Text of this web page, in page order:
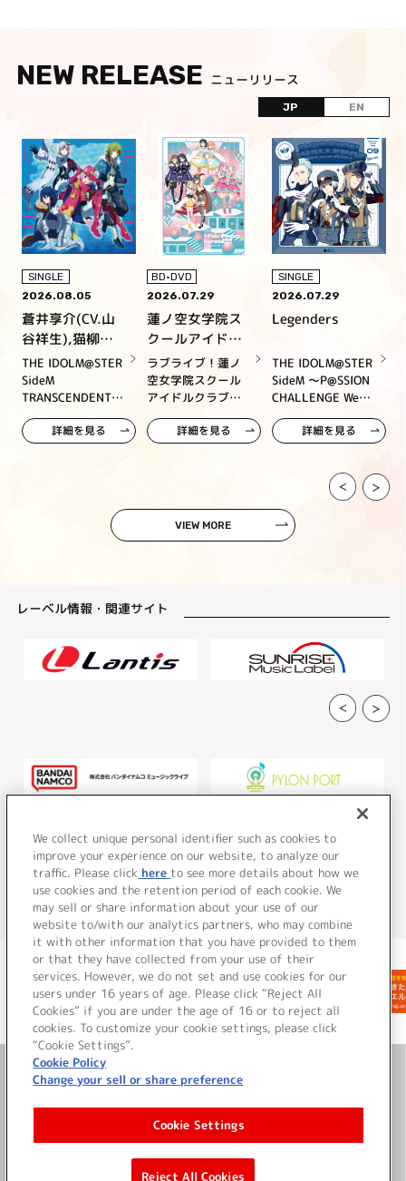
NEW RELEASE ニューリリース
JP EN
2026.08.05
SINGLE
蒼井享介(CV.山
谷祥生),猫柳キ
リオ(CV.山下大
輝),秋山隼人
(CV.千葉翔也),
大河タケル(CV.
寺島惇太)
THE IDOLM@STER
SideM
TRANSCENDENT
T@LES 11
詳細を見る
2026.07.29
BD•DVD
蓮ノ空女学院ス
クールアイドル
クラブ
ラブライブ！蓮ノ
空女学院スクール
アイドルクラブ
5th Live Tour ～
4Pair Power
Spread!!!!～ Blu-
詳細を見る
2026.07.29
SINGLE
Legenders
THE IDOLM@STER
SideM ～P@SSION
CHALLENGE We
are 315！～
MONTHLY THEME
SONG 09
詳細を見る
VIEW MORE
レーベル情報・関連サイト
コーポレートサイト
PYLON PORT（パイロンポート）
ブ
オウンドメディア
お問い合わせ
サイト利用について
We collect unique personal identifier such as cookies to
improve your experience on our website, to analyze our
traffic. Please click here to see more details about how we
use cookies and the retention period of each cookie. We
may sell or share information about your use of our
website to/with our analytics partners, who may combine
it with other information that you have provided to them
or that they have collected from your use of their
services. However, we do not set and use cookies for our
users under 16 years of age. Please click “Reject All
Cookies” if you are under the age of 16 or to reject all
cookies. To customize your cookie settings, please click
“Cookie Settings”.
Cookie Policy
Change your sell or share preference
Cookie Settings
Reject All Cookies